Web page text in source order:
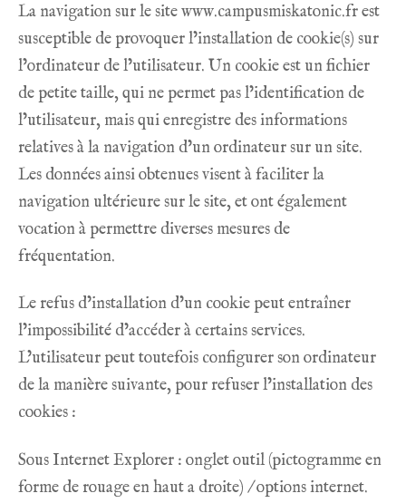
La navigation sur le sitewww.campusmiskatonic.frest
susceptible de provoquer l’installation de cookie(s) sur
l’ordinateur de l’utilisateur. Un cookie est un fichier
de petite taille, qui ne permet pas l’identification de
l’utilisateur, mais qui enregistre des informations
relatives à la navigation d’un ordinateur sur un site.
Les données ainsi obtenues visent à faciliter la
navigation ultérieure sur le site, et ont également
vocation à permettre diverses mesures de
fréquentation.
Le refus d’installation d’un cookie peut entraîner
l’impossibilité d’accéder à certains services.
L’utilisateur peut toutefois configurer son ordinateur
de la manière suivante, pour refuser l’installation des
cookies :
Sous Internet Explorer : onglet outil (pictogramme en
forme de rouage en haut a droite) / options internet.